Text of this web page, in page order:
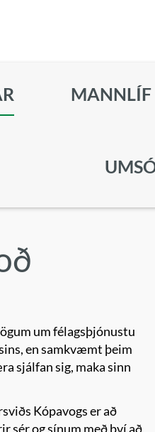
MANNLÍF
um félagsþjónustu
en samkvæmt þeim
sjálfan sig, maka sinn
Kópavogs er að
sér og sínum með því að